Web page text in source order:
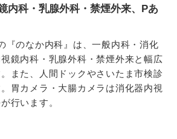
内科・乳腺外科・禁煙外来、Pあ
『のなか内科』は、一般内科・消化
鏡内科・乳腺外科・禁煙外来と幅広
また、人間ドックやさいたま市検診
胃カメラ・大腸カメラは消化器内視
行います。